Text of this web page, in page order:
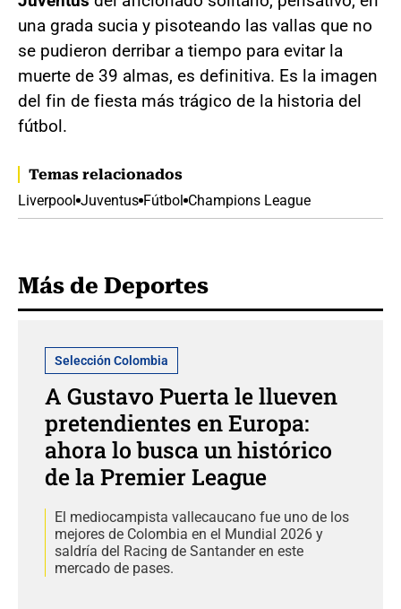
una grada sucia y pisoteando las vallas que no
se pudieron derribar a tiempo para evitar la
muerte de 39 almas, es definitiva. Es la imagen
del fin de fiesta más trágico de la historia del
fútbol.
Temas relacionados
Liverpool Juventus Fútbol Champions League
Más de Deportes
Selección Colombia
A Gustavo Puerta le llueven
pretendientes en Europa:
ahora lo busca un histórico
de la Premier League
El mediocampista vallecaucano fue uno de los
mejores de Colombia en el Mundial 2026 y
saldría del Racing de Santander en este
mercado de pases.